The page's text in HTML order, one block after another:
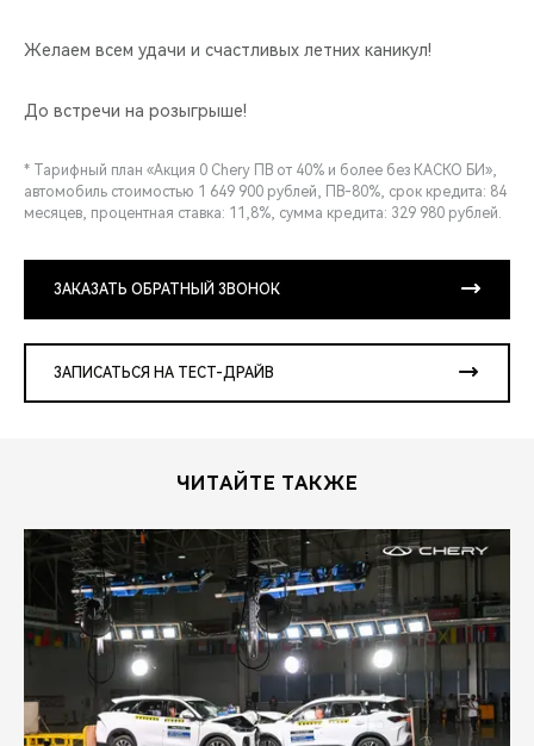
Желаем всем удачи и счастливых летних каникул!
До встречи на розыгрыше!
* Тарифный план «Акция 0 Chery ПВ от 40% и более без КАСКО БИ»,
автомобиль стоимостью 1 649 900 рублей, ПВ-80%, срок кредита: 84
месяцев, процентная ставка: 11,8%, сумма кредита: 329 980 рублей.
ЗАКАЗАТЬ ОБРАТНЫЙ ЗВОНОК
ЗАПИСАТЬСЯ НА ТЕСТ-ДРАЙВ
ЧИТАЙТЕ ТАКЖЕ